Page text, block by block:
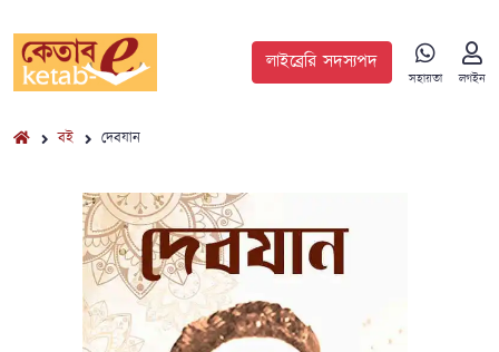
লাইব্রেরি সদস্যপদ
সহায়তা লগইন
বই দেবযান